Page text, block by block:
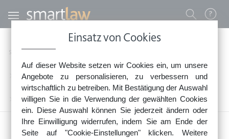
Einsatz von Cookies
Auf dieser Website setzen wir Cookies ein, um unsere
Angebote zu personalisieren, zu verbessern und
wirtschaftlich zu betreiben. Mit Bestätigung der Auswahl
willigen Sie in die Verwendung der gewählten Cookies
ein. Diese Auswahl können Sie jederzeit ändern oder
Ihre Einwilligung widerrufen, indem Sie am Ende der
Seite auf "Cookie-Einstellungen" klicken. Weitere
Direkt zum Inhalt
0800 - 268 4 268 (kostenfrei)
Sie erreichen unser Service-Team:
Montag bis Freitag: 8-18 Uhr
Keine Rechtsberatung.
Benutzermenü
Startseite
Vermieten von Wohnraum & Garage
Streitpunkt Treppenhaus: Wem gehört der Hausflur?